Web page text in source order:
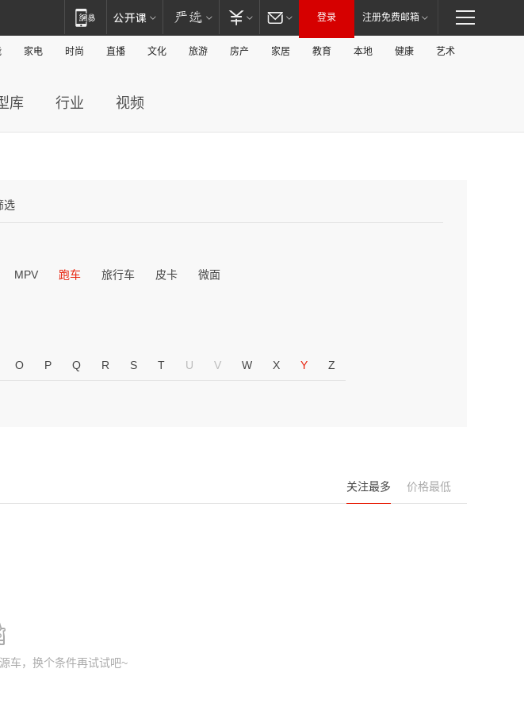
登录 注册免费邮箱
家电 时尚 直播 文化 旅游 房产 家居 教育 本地 健康 艺术
库 行业 视频
选
MPV 跑车 旅行车 皮卡 微面
O P Q R S T U V W X Y Z
关注最多 价格最低
车，换个条件再试试吧~